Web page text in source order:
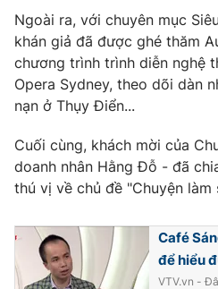
Thị trường
Tư vấn
Lịch phát sóng
Chuyên mục khác
Emagazine
Photo
Video
VTV Money
Ngoài ra, với chuyên mục
khán giả đã được ghé thăm
chương trình trình diễn nghệ
Opera Sydney, theo dõi dàn
nạn ở Thụy Điển...
Cuối cùng, khách mời của
doanh nhân Hằng Đỗ - đã
thú vị về chủ đề "Chuyện làm
Café
để hiểu
VTV.vn -